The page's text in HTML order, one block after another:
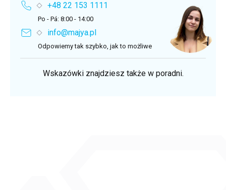
+48 22 153 1111
Po - Pá: 8:00 - 14:00
info@majya.pl
Odpowiemy tak szybko, jak to możliwe
Wskazówki znajdziesz także w poradni.